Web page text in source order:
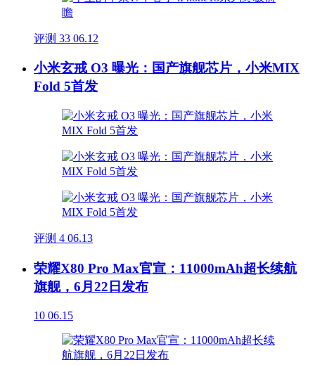
评测 33 06.12
小米玄戒 O3 曝光：国产旗舰芯片，小米MIX
Fold 5首发
评测 4 06.13
荣耀X80 Pro Max官宣：11000mAh超长续航
旗舰，6月22日发布
10 06.15